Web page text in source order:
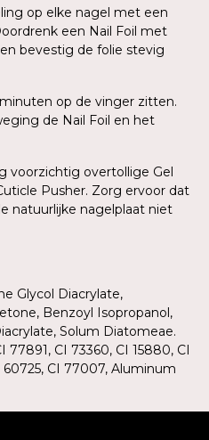
op elke nagel met een
een Nail Foil met
bevestig de folie stevig
op de vinger zitten.
de Nail Foil en het
voorzichtig overtollige Gel
Pusher. Zorg ervoor dat
natuurlijke nagelplaat niet
Glycol Diacrylate,
Benzoyl Isopropanol,
Solum Diatomeae.
77891, CI 73360, CI 15880, CI
60725, CI 77007, Aluminum